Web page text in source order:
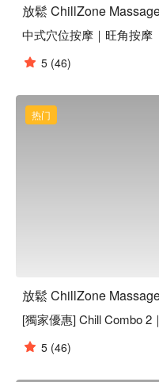
放鬆 ChillZone
中式穴位按摩｜旺角按摩
5 (46)
热门
放鬆 ChillZone
[獨家優惠] Chill Combo 2
5 (46)